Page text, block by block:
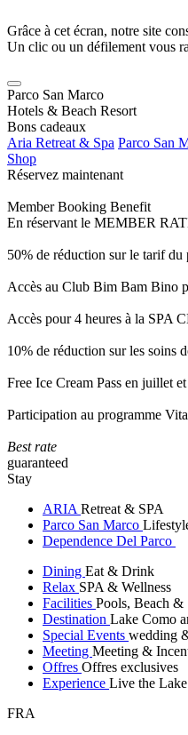
Grâce à cet écran, notre site
Un clic ou un défilement vous
Parco San Marco
Hotels & Beach Resort
Bons cadeaux
Aria Retreat & Spa Parco San
Shop
Réservez maintenant
Member Booking Benefit
En réservant le MEMBER
50% de réduction sur le tarif du
Accès au Club Bim Bam Bino
Accès pour 4 heures à la SPA
10% de réduction sur les soins
Free Ice Cream Pass en juillet
Participation au programme
Best rate
guaranteed
Stay
ARIA Retreat & SPA
Parco San Marco
Dependence Del Parco
Dining Eat & Drink
Relax SPA & Wellness
Facilities Pools, Beach &
Destination Lake Como
Special Events wedding
Meeting Meeting &
Offres Offres exclusives
Experience Live the Lake
FRA